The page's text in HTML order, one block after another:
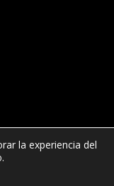
la experiencia del
de cookies RGPD